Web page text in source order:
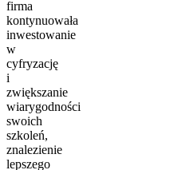
firma
kontynuowała
inwestowanie
w
cyfryzację
i
zwiększanie
wiarygodności
swoich
szkoleń,
znalezienie
lepszego